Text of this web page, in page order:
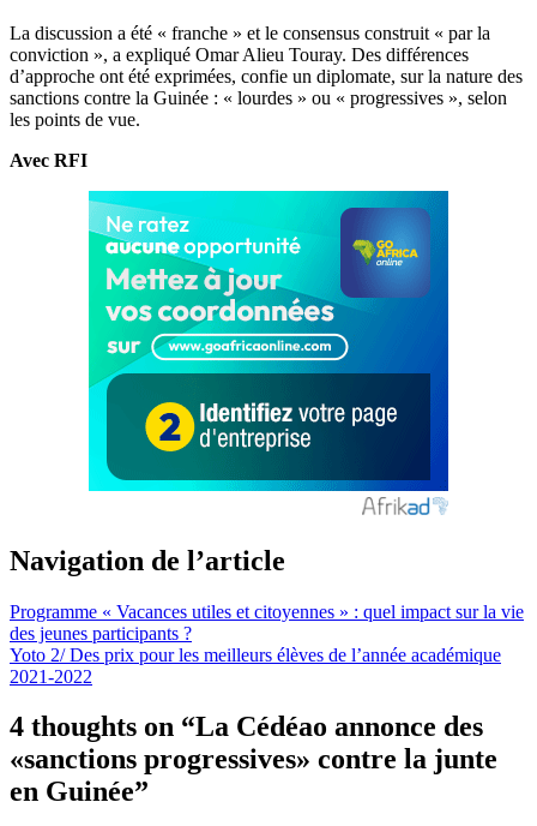
La discussion a été « franche » et le consensus construit « par la
conviction », a expliqué Omar Alieu Touray. Des différences
d’approche ont été exprimées, confie un diplomate, sur la nature des
sanctions contre la Guinée : « lourdes » ou « progressives », selon
les points de vue.
Avec RFI
Navigation de l’article
Programme « Vacances utiles et citoyennes » : quel impact sur la vie
des jeunes participants ?
Yoto 2/ Des prix pour les meilleurs élèves de l’année académique
2021-2022
4 thoughts on “La Cédéao annonce des
«sanctions progressives» contre la junte
en Guinée”